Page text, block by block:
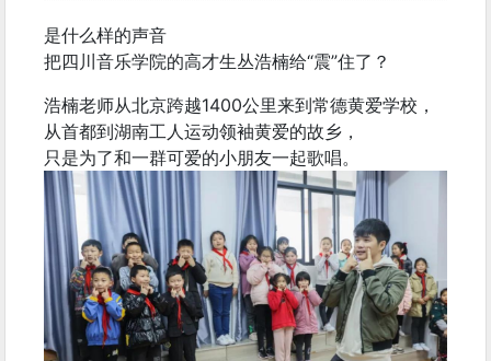
是什么样的声音
把四川音乐学院的高才生丛浩楠给“震”住了？
浩楠老师从北京跨越1400公里来到常德黄爱学校，
从首都到湖南工人运动领袖黄爱的故乡，
只是为了和一群可爱的小朋友一起歌唱。